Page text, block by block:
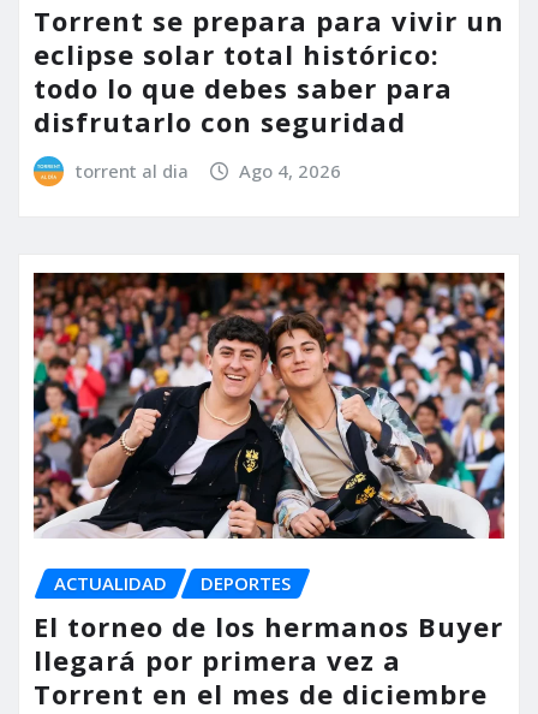
Torrent se prepara para vivir un
eclipse solar total histórico:
todo lo que debes saber para
disfrutarlo con seguridad
torrent al dia Ago 4, 2026
ACTUALIDAD DEPORTES
El torneo de los hermanos Buyer
llegará por primera vez a
Torrent en el mes de diciembre